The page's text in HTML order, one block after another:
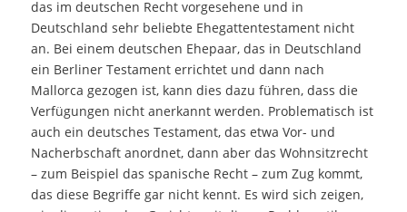
das im deutschen Recht vorgesehene und in
Deutschland sehr beliebte Ehegattentestament nicht
an. Bei einem deutschen Ehepaar, das in Deutschland
ein Berliner Testament errichtet und dann nach
Mallorca gezogen ist, kann dies dazu führen, dass die
Verfügungen nicht anerkannt werden. Problematisch ist
auch ein deutsches Testament, das etwa Vor- und
Nacherbschaft anordnet, dann aber das Wohnsitzrecht
– zum Beispiel das spanische Recht – zum Zug kommt,
das diese Begriffe gar nicht kennt. Es wird sich zeigen,